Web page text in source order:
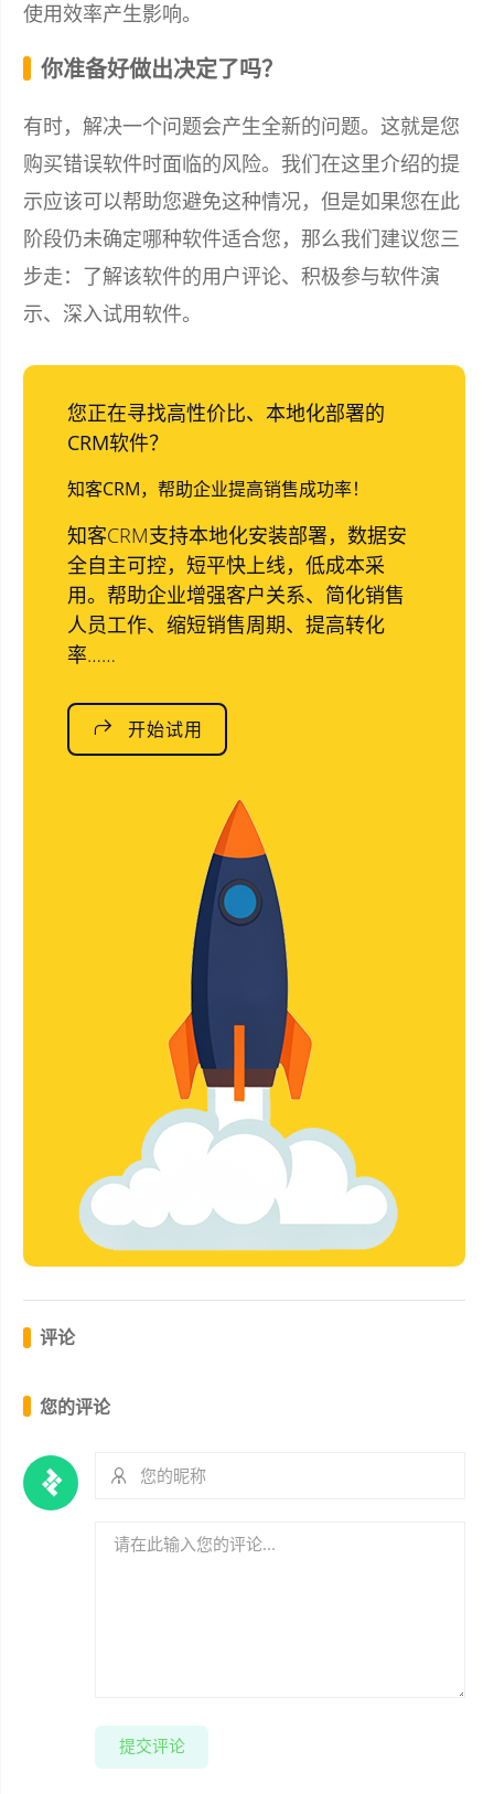
使用效率产生影响。
你准备好做出决定了吗？
有时，解决一个问题会产生全新的问题。这就是您
购买错误软件时面临的风险。我们在这里介绍的提
示应该可以帮助您避免这种情况，但是如果您在此
阶段仍未确定哪种软件适合您，那么我们建议您三
步走：了解该软件的用户评论、积极参与软件演
示、深入试用软件。
您正在寻找高性价比、本地化部署的
CRM软件？
知客CRM，帮助企业提高销售成功率！
知客CRM支持本地化安装部署，数据安
全自主可控，短平快上线，低成本采
用。帮助企业增强客户关系、简化销售
人员工作、缩短销售周期、提高转化
率……
开始试用
评论
您的评论
提交评论